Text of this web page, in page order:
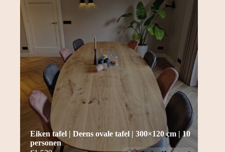
Eiken tafel | Deens ovale tafel | 300×120 cm | 10
personen